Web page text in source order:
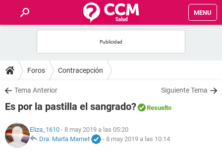
MENU
FOROS
SALUD
FAMILIA
NUTRICIÓN
Foros Contracepción
Tema Anterior Siguiente Tema
Es por la pastilla el sangrado? Resuelto
Eliza_1610 - 8 may 2019 a las 05:20
Dra. Marta Marnet
- 8 may 2019 a las 10:14